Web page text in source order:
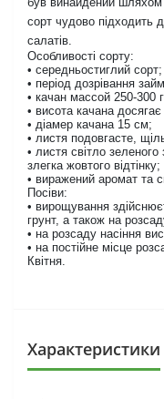
сорт чудово підходить
салатів.
Особливості сорту:
• середньостиглий сорт;
• період дозрівання
• качан массой 250-300
• висота качана
• діамер качана 15 см;
• листя подовгасте,
• листя світло
злегка жовтого відтінку;
• виражений аромат та
Посіви:
• вирощування
грунт, а також на
• на розсаду насіння
• на постійне місце
Квітня.
Характеристики